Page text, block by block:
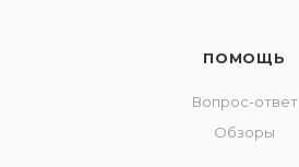
ПОМОЩЬ
Вопрос-ответ
Обзоры